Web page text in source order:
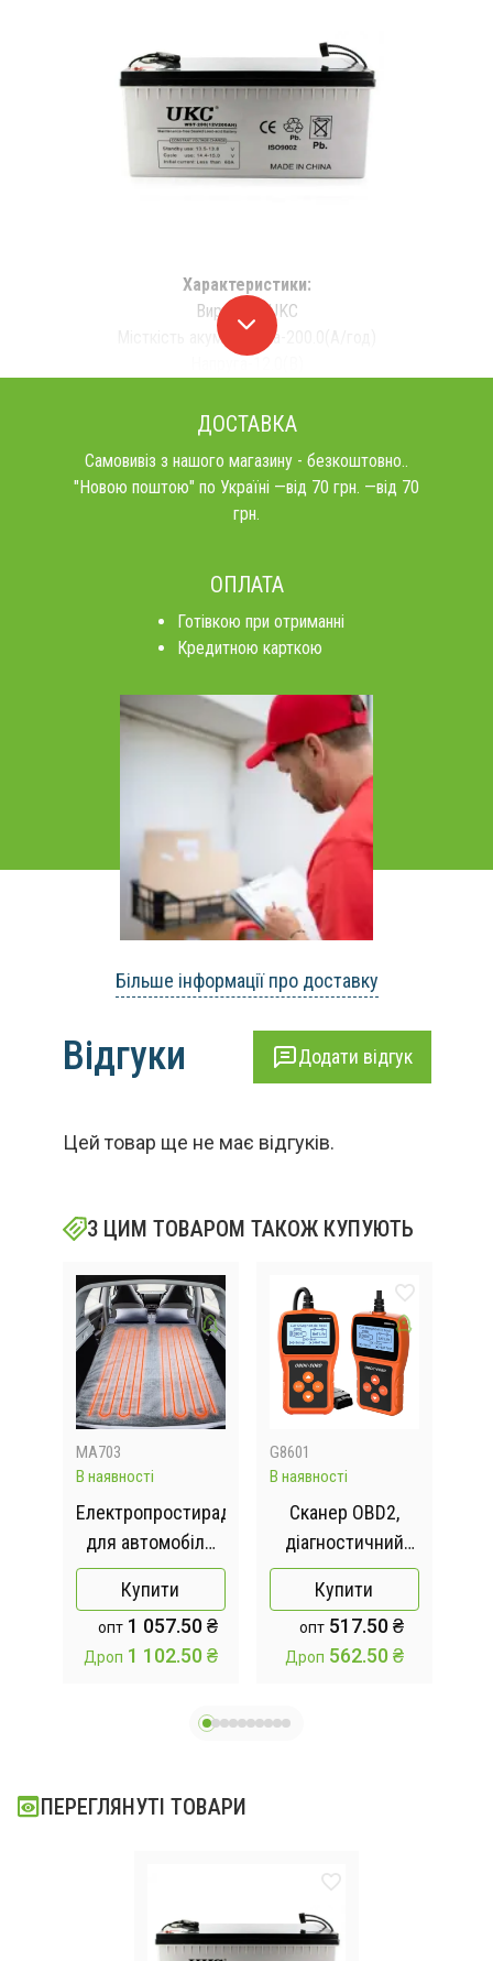
Характеристики:
Виробник-UKC
Місткість акумулятора-200.0(А/год)
ДОСТАВКА
Самовивіз з нашого магазину - безкоштовно..
"Новою поштою" по Україні —від 70 грн. —від 70
грн.
ОПЛАТА
Готівкою при отриманні
Кредитною карткою
Більше інформації про доставку
Відгуки Додати відгук
Цей товар ще не має відгуків.
З ЦИМ ТОВАРОМ ТАКОЖ КУПУЮТЬ
MA703
В наявності
Електропростирадло
для автомобіля
160×150см 45–
60Вт від
прикурювача
MA703
Купити
опт1 057.50 ₴
Дроп 1 102.50 ₴
G8601
В наявності
Сканер OBD2,
діагностичний
інструмент,
зчитувач кодів
несправностей,
тестер
Купити
опт517.50 ₴
Дроп 562.50 ₴
ПЕРЕГЛЯНУТІ ТОВАРИ